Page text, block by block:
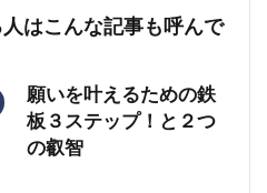
はこんな記事も呼んで
願いを叶えるための鉄
板３ステップ！と２つ
の叡智